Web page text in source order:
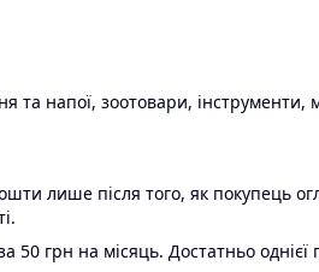
напої, зоотовари, інструменти,
лише після того, як покупець
грн на місяць. Достатньо